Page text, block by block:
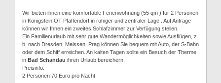
Wir bieten ihnen eine komfortable Ferienwohnung (55 qm ) für 2 Personen
in Königstein OT Pfaffendorf in ruhiger und zentraler Lage . Auf Anfrage
können wir Ihnen ein zweites Schlafzimmer zur Verfügung stellen.
Ein Familienurlaub mit sehr gute Wandermöglichkeiten sowie Ausflügen, z.
b. nach Dresden, Meissen, Prag können Sie bequem mit Auto, der S-Bahn
oder dem Schiff erreichen. An kalten Tagen sollte ein Besuch der Therme
in Bad Schandau ihren Urlaub bereichern.
Preisinfo:
2 Personen 70 Euro pro Nacht